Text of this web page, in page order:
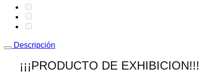
Descripción
¡¡¡PRODUCTO DE EXHIBICION!!!